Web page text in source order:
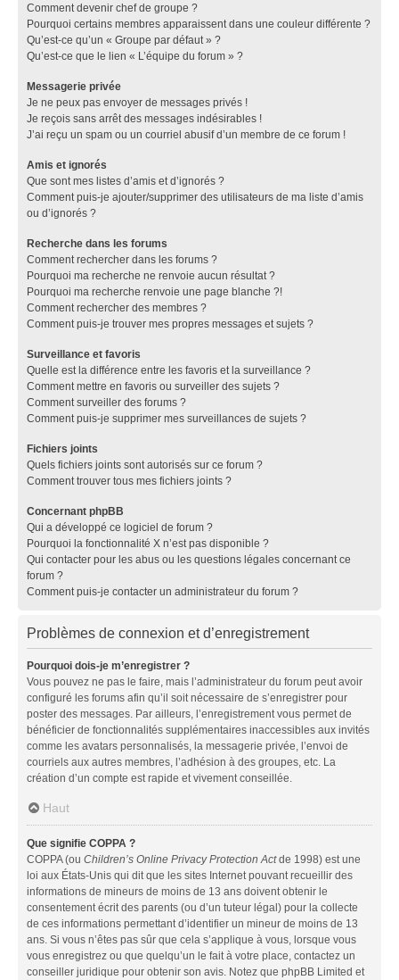
Comment devenir chef de groupe ?
Pourquoi certains membres apparaissent dans une couleur différente ?
Qu’est-ce qu’un « Groupe par défaut » ?
Qu’est-ce que le lien « L’équipe du forum » ?
Messagerie privée
Je ne peux pas envoyer de messages privés !
Je reçois sans arrêt des messages indésirables !
J’ai reçu un spam ou un courriel abusif d’un membre de ce forum !
Amis et ignorés
Que sont mes listes d’amis et d’ignorés ?
Comment puis-je ajouter/supprimer des utilisateurs de ma liste d’amis
ou d’ignorés ?
Recherche dans les forums
Comment rechercher dans les forums ?
Pourquoi ma recherche ne renvoie aucun résultat ?
Pourquoi ma recherche renvoie une page blanche ?!
Comment rechercher des membres ?
Comment puis-je trouver mes propres messages et sujets ?
Surveillance et favoris
Quelle est la différence entre les favoris et la surveillance ?
Comment mettre en favoris ou surveiller des sujets ?
Comment surveiller des forums ?
Comment puis-je supprimer mes surveillances de sujets ?
Fichiers joints
Quels fichiers joints sont autorisés sur ce forum ?
Comment trouver tous mes fichiers joints ?
Concernant phpBB
Qui a développé ce logiciel de forum ?
Pourquoi la fonctionnalité X n’est pas disponible ?
Qui contacter pour les abus ou les questions légales concernant ce
forum ?
Comment puis-je contacter un administrateur du forum ?
Problèmes de connexion et d’enregistrement
Pourquoi dois-je m’enregistrer ?
Vous pouvez ne pas le faire, mais l’administrateur du forum peut avoir
configuré les forums afin qu’il soit nécessaire de s’enregistrer pour
poster des messages. Par ailleurs, l’enregistrement vous permet de
bénéficier de fonctionnalités supplémentaires inaccessibles aux invités
comme les avatars personnalisés, la messagerie privée, l’envoi de
courriels aux autres membres, l’adhésion à des groupes, etc. La
création d’un compte est rapide et vivement conseillée.
Haut
Que signifie COPPA ?
COPPA (ou Children’s Online Privacy Protection Actde 1998) est une
loi aux États-Unis qui dit que les sites Internet pouvant recueillir des
informations de mineurs de moins de 13 ans doivent obtenir le
consentement écrit des parents (ou d’un tuteur légal) pour la collecte
de ces informations permettant d’identifier un mineur de moins de 13
ans. Si vous n’êtes pas sûr que cela s’applique à vous, lorsque vous
vous enregistrez ou que quelqu’un le fait à votre place, contactez un
conseiller juridique pour obtenir son avis. Notez que phpBB Limited et